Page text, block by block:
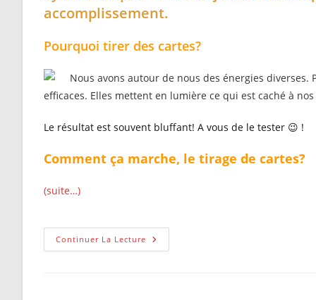
accomplissement.
Pourquoi tirer des cartes?
Nous avons autour de nous des énergies diverses.
efficaces. Elles mettent en lumière ce qui est caché à
Le résultat est souvent bluffant! A vous de le tester 😉 !
Comment ça marche, le tirage de cartes?
(suite…)
Continuer La Lecture Tirage
De